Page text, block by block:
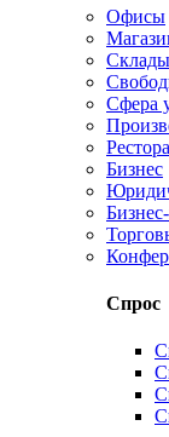
Офисы
Склады
Сфера
Бизнес
Спрос